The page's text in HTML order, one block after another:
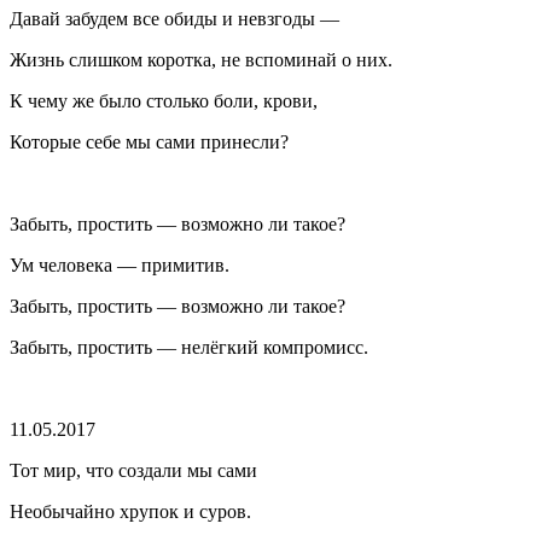
Давай забудем все обиды и невзгоды —
Жизнь слишком коротка, не вспоминай о них.
К чему же было столько боли, крови,
Которые себе мы сами принесли?
Забыть, простить — возможно ли такое?
Ум человека — примитив.
Забыть, простить — возможно ли такое?
Забыть, простить — нелёгкий компромисс.
11.05.2017
Тот мир, что создали мы сами
Необычайно хрупок и суров.